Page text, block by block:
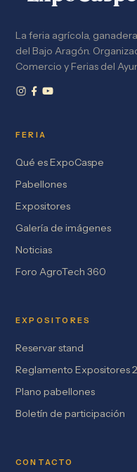
La feria agrícola,
del Bajo Aragón.
Comercio y Ferias del
FERIA
Qué es ExpoCaspe
Pabellones
Expositores
Galería de imágenes
Noticias
Foro AgroTech 360
EXPOSITORES
Reservar stand
Reglamento Expositores
Plano pabellones
Boletín de participación
CONTACTO